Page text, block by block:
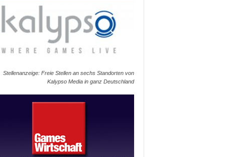
Stellenanzeige: Freie Stellen an sechs Standorten von
Kalypso Media in ganz Deutschland